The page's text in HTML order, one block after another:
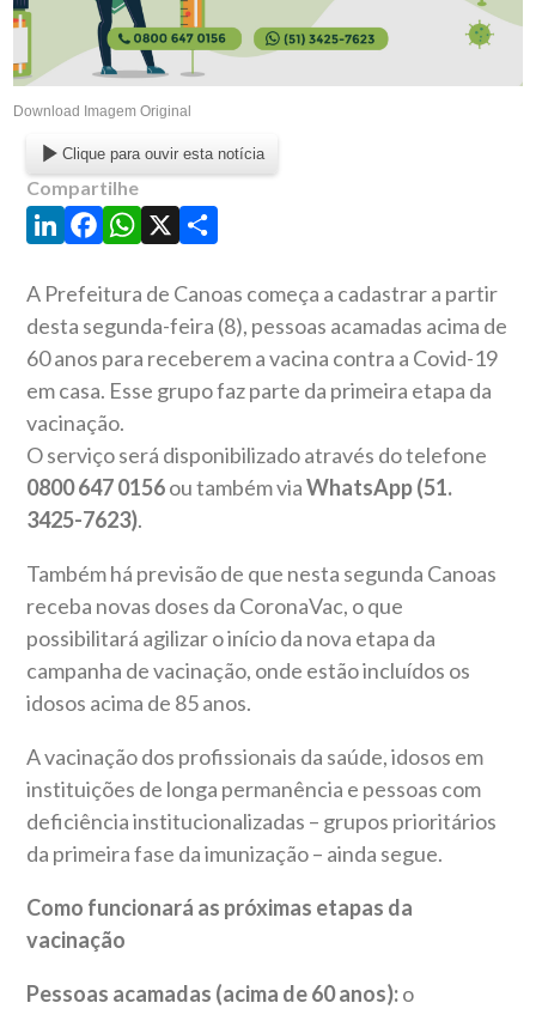
Download Imagem Original
Clique para ouvir esta notícia
Compartilhe
LinkedIn
Facebook
WhatsApp
X Share
A Prefeitura de Canoas começa a cadastrar a partir
desta segunda-feira (8), pessoas acamadas acima de
60 anos para receberem a vacina contra a Covid-19
em casa. Esse grupo faz parte da primeira etapa da
vacinação.
O serviço será disponibilizado através do telefone
0800 647 0156ou também viaWhatsApp (51.
3425-7623).
Também há previsão de que nesta segunda Canoas
receba novas doses da CoronaVac, o que
possibilitará agilizar o início da nova etapa da
campanha de vacinação, onde estão incluídos os
idosos acima de 85 anos.
A vacinação dos profissionais da saúde, idosos em
instituições de longa permanência e pessoas com
deficiência institucionalizadas – grupos prioritários
da primeira fase da imunização – ainda segue.
Como funcionará as próximas etapas da
vacinação
Pessoas acamadas (acima de 60 anos):o